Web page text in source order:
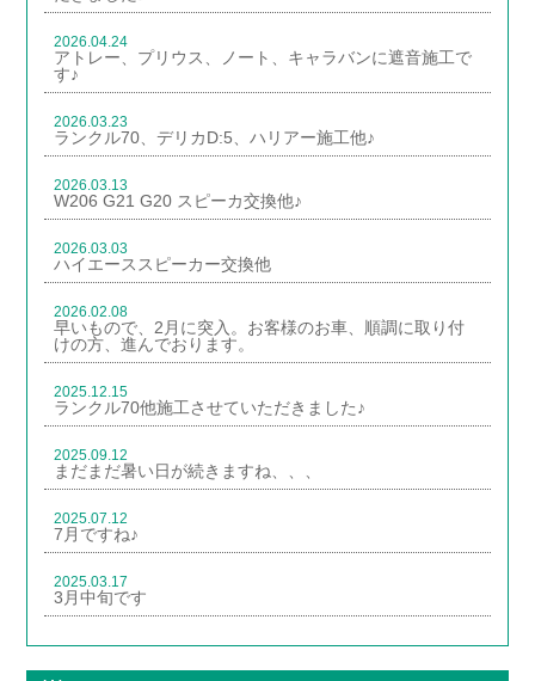
2026.04.24
アトレー、プリウス、ノート、キャラバンに遮音施工で
す♪
2026.03.23
ランクル70、デリカD:5、ハリアー施工他♪
2026.03.13
W206 G21 G20 スピーカ交換他♪
2026.03.03
ハイエーススピーカー交換他
2026.02.08
早いもので、2月に突入。お客様のお車、順調に取り付
けの方、進んでおります。
2025.12.15
ランクル70他施工させていただきました♪
2025.09.12
まだまだ暑い日が続きますね、、、
2025.07.12
7月ですね♪
2025.03.17
3月中旬です